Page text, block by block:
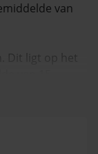
van
Dit ligt op het
afgelopen 12